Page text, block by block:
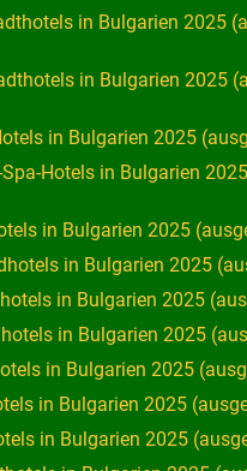
in Bulgarien 2025
in Bulgarien 2025
in Bulgarien 2025
Hotels in Bulgarien
in Bulgarien 2025
in Bulgarien 2025
in Bulgarien 2025
in Bulgarien 2025
in Bulgarien 2025
in Bulgarien 2025
in Bulgarien 2025